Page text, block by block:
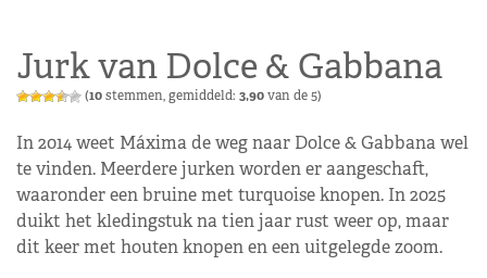
Jurk van Dolce & Gabbana
(10stemmen, gemiddeld: 3,90van de 5)
In 2014 weet Máxima de weg naar Dolce & Gabbana wel
te vinden. Meerdere jurken worden er aangeschaft,
waaronder een bruine met turquoise knopen. In 2025
duikt het kledingstuk na tien jaar rust weer op, maar
dit keer met houten knopen en een uitgelegde zoom.